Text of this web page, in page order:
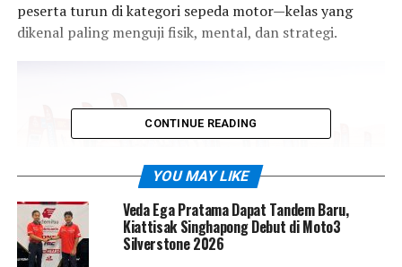
peserta turun di kategori sepeda motor—kelas yang
dikenal paling menguji fisik, mental, dan strategi.
CONTINUE READING
YOU MAY LIKE
Veda Ega Pratama Dapat Tandem Baru,
Kiattisak Singhapong Debut di Moto3
Silverstone 2026